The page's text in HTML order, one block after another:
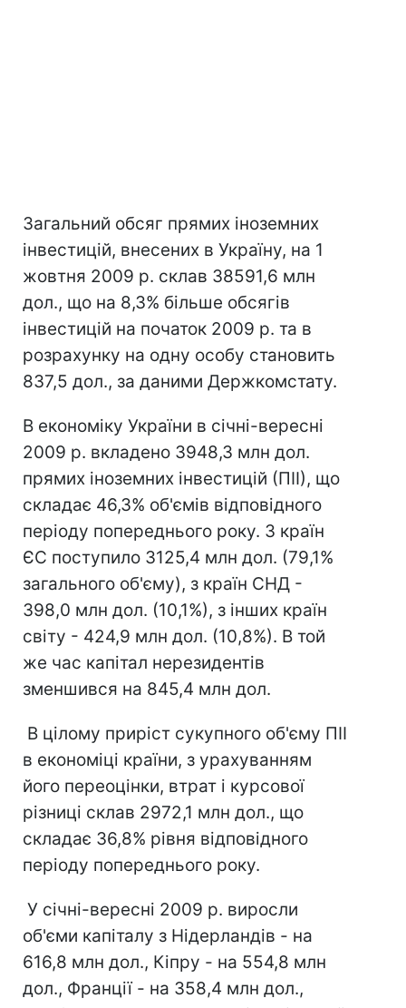
Загальний обсяг прямих іноземних
інвестицій, внесених в Україну, на 1
жовтня 2009 р. склав 38591,6 млн
дол., що на 8,3% більше обсягів
інвестицій на початок 2009 р. та в
розрахунку на одну особу становить
837,5 дол., за даними Держкомстату.
В економіку України в січні-вересні
2009 р. вкладено 3948,3 млн дол.
прямих іноземних інвестицій (ПІІ), що
складає 46,3% об'ємів відповідного
періоду попереднього року. З країн
ЄС поступило 3125,4 млн дол. (79,1%
загального об'єму), з країн СНД -
398,0 млн дол. (10,1%), з інших країн
світу - 424,9 млн дол. (10,8%). В той
же час капітал нерезидентів
зменшився на 845,4 млн дол.
В цілому приріст сукупного об'єму ПІІ
в економіці країни, з урахуванням
його переоцінки, втрат і курсової
різниці склав 2972,1 млн дол., що
складає 36,8% рівня відповідного
періоду попереднього року.
У січні-вересні 2009 р. виросли
об'єми капіталу з Нідерландів - на
616,8 млн дол., Кіпру - на 554,8 млн
дол., Франції - на 358,4 млн дол.,